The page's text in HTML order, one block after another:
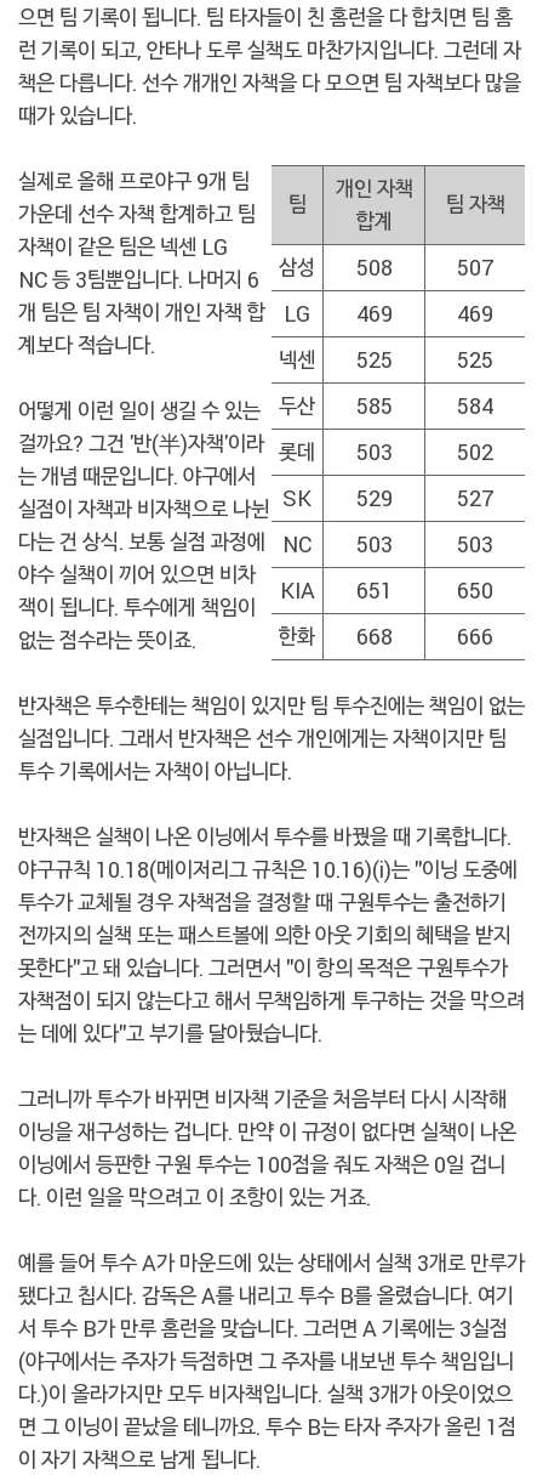
으면 팀 기록이 됩니다. 팀 타자들이 친 홈런을 다 합치면 팀 홈
런 기록이 되고, 안타나 도루 실책도 마찬가지입니다. 그런데 자
책은 다릅니다. 선수 개개인 자책을 다 모으면 팀 자책보다 많을
때가 있습니다.
팀
개인 자책
합계
팀 자책
삼성 508
507
LG
469
469
넥센
525
525
두산
585
584
롯데
503
502
SK
529
527
NC
503
503
KIA
651
650
한화
668 666
실제로 올해 프로야구 9개 팀
가운데 선수 자책 합계하고 팀
자책이 같은 팀은 넥센 LG
NC 등 3팀뿐입니다. 나머지 6
개 팀은 팀 자책이 개인 자책 합
계보다 적습니다.
어떻게 이런 일이 생길 수 있는
걸까요? 그건 '반(半)자책'이라
는 개념 때문입니다. 야구에서
실점이 자책과 비자책으로 나뉜
다는 건 상식. 보통 실점 과정에
야수 실책이 끼어 있으면 비차
잭이 됩니다. 투수에게 책임이
없는 점수라는 뜻이죠.
반자책은 투수한테는 책임이 있지만 팀 투수진에는 책임이 없는
실점입니다. 그래서 반자책은 선수 개인에게는 자책이지만 팀
투수 기록에서는 자책이 아닙니다.
반자책은 실책이 나온 이닝에서 투수를 바꿨을 때 기록합니다.
야구규칙 10.18(메이저리그 규칙은 10.16)(i)는 "이닝 도중에
투수가 교체될 경우 자책점을 결정할 때 구원투수는 출전하기
전까지의 실책 또는 패스트볼에 의한 아웃 기회의 혜택을 받지
못한다"고 돼 있습니다. 그러면서 "이 항의 목적은 구원투수가
자책점이 되지 않는다고 해서 무책임하게 투구하는 것을 막으려
는 데에 있다"고 부기를 달아뒀습니다.
그러니까 투수가 바뀌면 비자책 기준을 처음부터 다시 시작해
이닝을 재구성하는 겁니다. 만약 이 규정이 없다면 실책이 나온
이닝에서 등판한 구원 투수는 100점을 줘도 자책은 0일 겁니
다. 이런 일을 막으려고 이 조항이 있는 거죠.
예를 들어 투수 A가 마운드에 있는 상태에서 실책 3개로 만루가
됐다고 칩시다. 감독은 A를 내리고 투수 B를 올렸습니다. 여기
서 투수 B가 만루 홈런을 맞습니다. 그러면 A 기록에는 3실점
(야구에서는 주자가 득점하면 그 주자를 내보낸 투수 책임입니
다.)이 올라가지만 모두 비자책입니다. 실책 3개가 아웃이었으
면 그 이닝이 끝났을 테니까요. 투수 B는 타자 주자가 올린 1점
이 자기 자책으로 남게 됩니다.